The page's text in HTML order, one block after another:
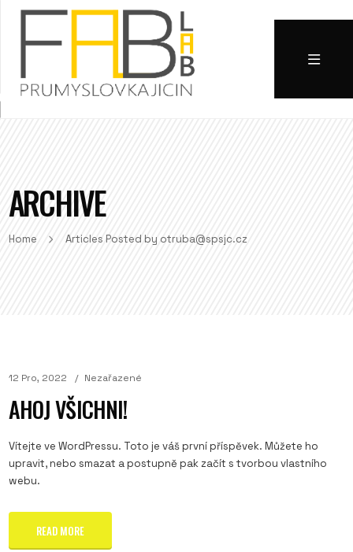
ARCHIVE
Home Articles Posted by otruba@spsjc.cz
12 Pro, 2022 Nezařazené
AHOJ VŠICHNI!
Vítejte ve WordPressu. Toto je váš první příspěvek. Můžete ho
upravit, nebo smazat a postupně pak začít s tvorbou vlastního
webu.
READ MORE